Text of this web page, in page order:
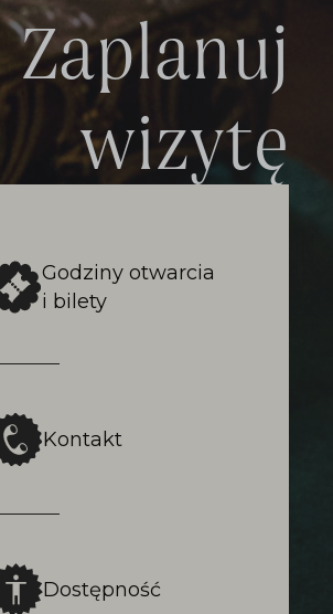
Zaplanuj
wizytę
Godziny otwarcia
i bilety
Kontakt
Dostępność